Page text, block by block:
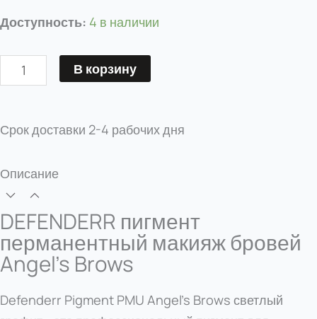
Доступность: 4 в наличии
Количество
Гибридный
пигмент
макияж
Brows
светлый
графит
В корзину
Срок доставки 2-4 рабочих дня
Описание
DEFENDERR пигмент
перманентный макияж бровей
Angel’s Brows
Defenderr Pigment PMU Angel's Brows светлый